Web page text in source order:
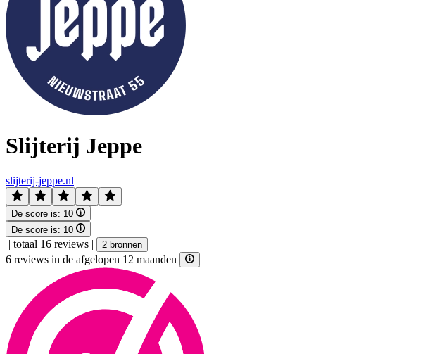
Slijterij Jeppe
slijterij-jeppe.nl
De score is: 10
De score is: 10
| totaal 16 reviews | 2 bronnen
6 reviews in de afgelopen 12 maanden